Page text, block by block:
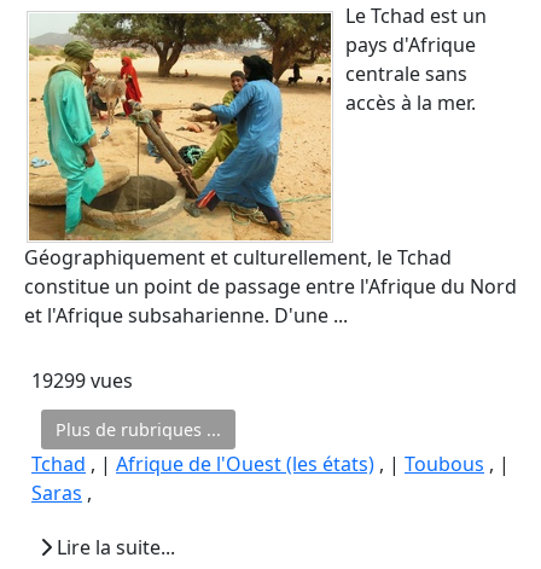
Le Tchad est un
pays d'Afrique
centrale sans
accès à la mer.
Géographiquement et culturellement, le Tchad
constitue un point de passage entre l'Afrique du Nord
et l'Afrique subsaharienne. D'une ...
19299 vues
Plus de rubriques ...
Tchad , | Afrique de l'Ouest (les états) , | Toubous , |
Saras ,
Lire la suite...